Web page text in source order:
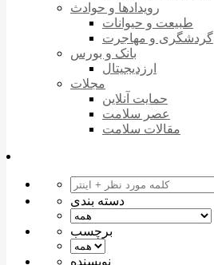
رویدادها و حوادث
طبیعت و حیوانات
گردشگری و مهاجرت
بانک و بورس
ارزدیجیتال
مجلات
حمایت آنلاین
عصر سلامت
مقالات سلامت
دسته بندی
برچسب
نویسنده